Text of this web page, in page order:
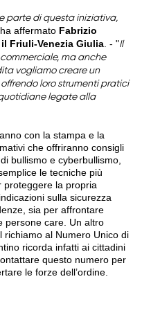
parte di questa iniziativa,
affermato Fabrizio
Friuli-Venezia Giulia. - "Il
ma anche
vogliamo creare un
loro strumenti pratici
legate alla
con la stampa e la
che offriranno consigli
bullismo e cyberbullismo,
le tecniche più
proteggere la propria
sulla sicurezza
sia per affrontare
persone care. Un altro
richiamo al Numero Unico di
ricorda infatti ai cittadini
questo numero per
le forze dell’ordine.